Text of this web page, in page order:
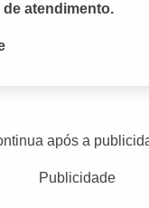
atendimento.
após a
Publicidade